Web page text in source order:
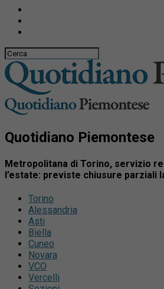
Quotidiano Piemontese
Metropolitana di Torino, servizio
l’estate: previste chiusure parziali
Torino
Alessandria
Asti
Biella
Cuneo
Novara
VCO
Vercelli